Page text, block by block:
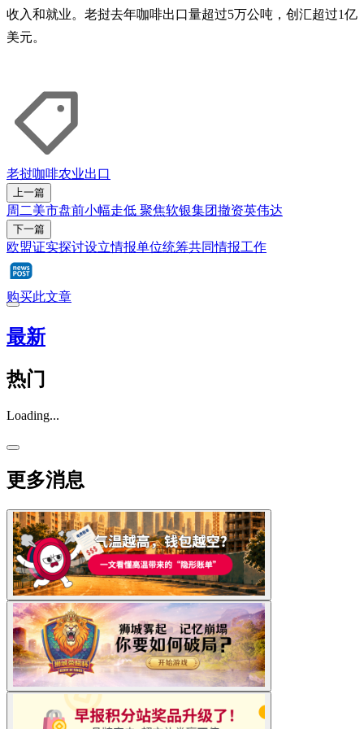
收入和就业。老挝去年咖啡出口量超过5万公吨，创汇超过1亿
美元。
老挝咖啡农业出口
上一篇
周二美市盘前小幅走低 聚焦软银集团撤资英伟达
下一篇
欧盟证实探讨设立情报单位统筹共同情报工作
购买此文章
最新
热门
Loading...
更多消息